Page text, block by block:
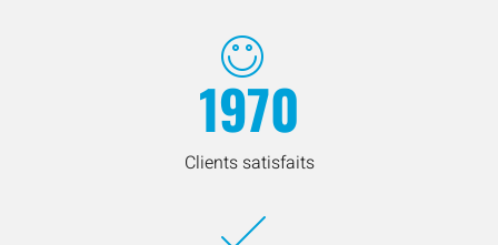
1970
Clients satisfaits